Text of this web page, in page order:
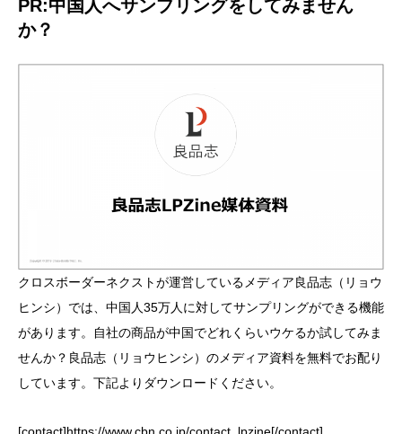
PR:中国人へサンプリングをしてみません
か？
クロスボーダーネクストが運営しているメディア良品志（リョウ
ヒンシ）では、中国人35万人に対してサンプリングができる機能
があります。自社の商品が中国でどれくらいウケるか試してみま
せんか？良品志（リョウヒンシ）のメディア資料を無料でお配り
しています。下記よりダウンロードください。